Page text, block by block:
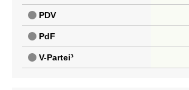
PDV
PdF
V-Partei³